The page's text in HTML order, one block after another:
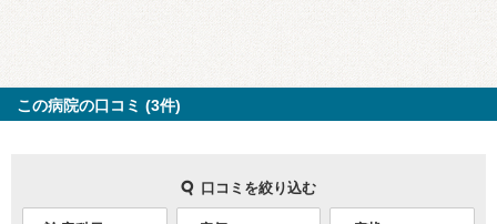
この病院の口コミ (3件)
口コミを絞り込む